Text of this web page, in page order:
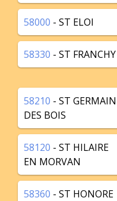
58000 - ST ELOI
58330 - ST FRANCHY
58210 - ST GERMAIN
DES BOIS
58120 - ST HILAIRE
EN MORVAN
58360 - ST HONORE